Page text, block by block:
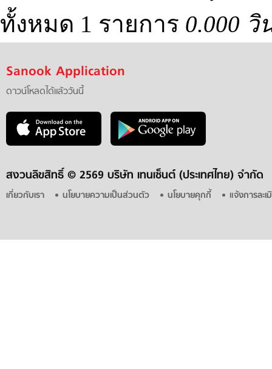
ทั้งหมด 1 รายการ 0.000 วิ
Sanook Application
ดาวน์โหลดได้แล้ววันนี้
สงวนลิขสิทธิ์ © 2569 บริษัท เทนเซ็นต์ (ประเทศไทย) จำกัด
เกี่ยวกับเรา นโยบายความเป็นส่วนตัว นโยบายคุกกี้ แจ้งการละ